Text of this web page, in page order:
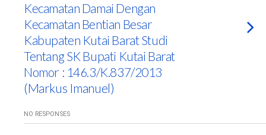
Kecamatan Damai Dengan
Kecamatan Bentian Besar
Kabupaten Kutai Barat Studi
Tentang SK Bupati Kutai Barat
Nomor : 146.3/K.837/2013
(Markus Imanuel)
NO RESPONSES